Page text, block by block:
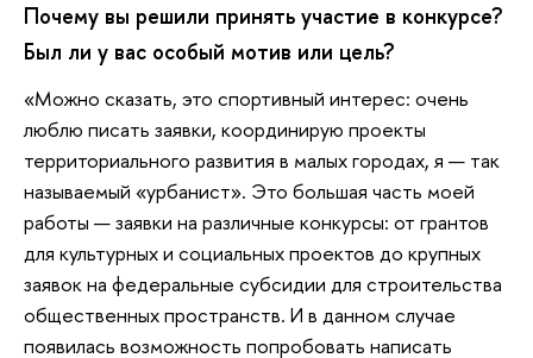
Почему вы решили принять участие в конкурсе?
Был ли у вас особый мотив или цель?
«Можно сказать, это спортивный интерес: очень
люблю писать заявки, координирую проекты
территориального развития в малых городах, я — так
называемый «урбанист». Это большая часть моей
работы — заявки на различные конкурсы: от грантов
для культурных и социальных проектов до крупных
заявок на федеральные субсидии для строительства
общественных пространств. И в данном случае
появилась возможность попробовать написать